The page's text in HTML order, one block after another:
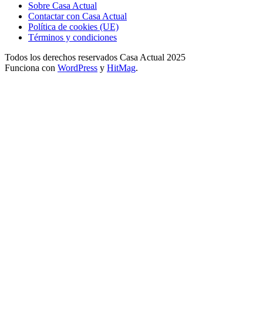
Sobre Casa Actual
Contactar con Casa Actual
Política de cookies (UE)
Términos y condiciones
Todos los derechos reservados Casa Actual 2025
Funciona con WordPress y HitMag.